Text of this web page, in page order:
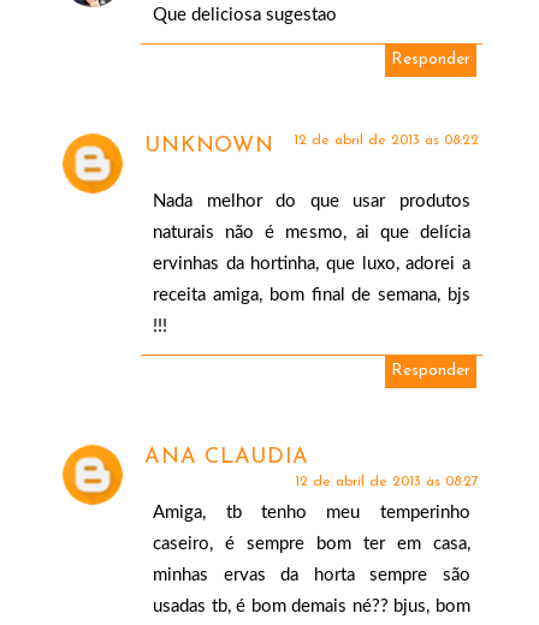
Que deliciosa sugestao
Responder
UNKNOWN 12 de abril de 2013 às 08:22
Nada melhor do que usar produtos
naturais não é mesmo, ai que delícia
ervinhas da hortinha, que luxo, adorei a
receita amiga, bom final de semana, bjs
!!!
Responder
ANA CLAUDIA
12 de abril de 2013 às 08:27
Amiga, tb tenho meu temperinho
caseiro, é sempre bom ter em casa,
minhas ervas da horta sempre são
usadas tb, é bom demais né?? bjus, bom